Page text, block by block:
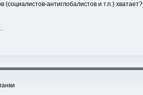
(социалистов-антиглобалистов и т.п.) хватает?